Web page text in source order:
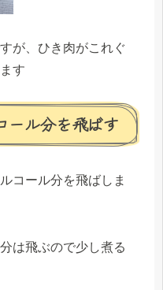
が、ひき肉がこれぐ
す
ール分を飛ばす
コール分を飛ばしま
は飛ぶので少し煮る